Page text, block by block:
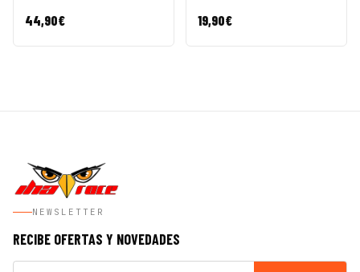
44,90€ 19,90€
NEWSLETTER
RECIBE OFERTAS Y NOVEDADES